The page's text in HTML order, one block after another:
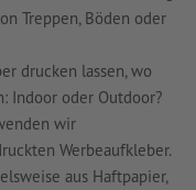
Treppen, Böden oder
drucken lassen, wo
Indoor oder Outdoor?
wir
Werbeaufkleber.
aus Haftpapier,